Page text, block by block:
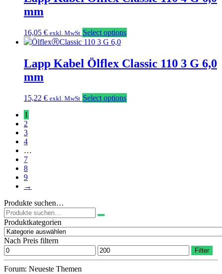
mm
16,05 € exkl. MwSt Select options
Lapp Kabel Ölflex Classic 110 3 G 6,0
mm
15,22 € exkl. MwSt Select options
1
2
3
4
…
7
8
9
→
Produkte suchen…
Suchen
nach:
Produktkategorien
Nach Preis filtern
Min.
Preis
Max.
Preis
Filter
Forum: Neueste Themen